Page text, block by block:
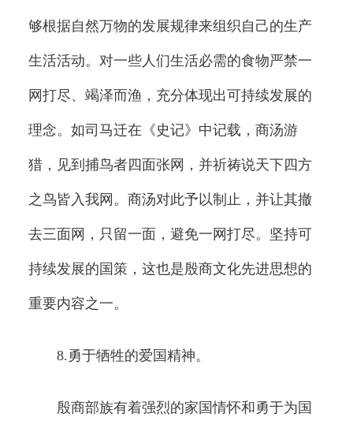
够根据自然万物的发展规律来组织自己的生产
生活活动。对一些人们生活必需的食物严禁一
网打尽、竭泽而渔，充分体现出可持续发展的
理念。如司马迁在《史记》中记载，商汤游
猎，见到捕鸟者四面张网，并祈祷说天下四方
之鸟皆入我网。商汤对此予以制止，并让其撤
去三面网，只留一面，避免一网打尽。坚持可
持续发展的国策，这也是殷商文化先进思想的
重要内容之一。
8.勇于牺牲的爱国精神。
殷商部族有着强烈的家国情怀和勇于为国